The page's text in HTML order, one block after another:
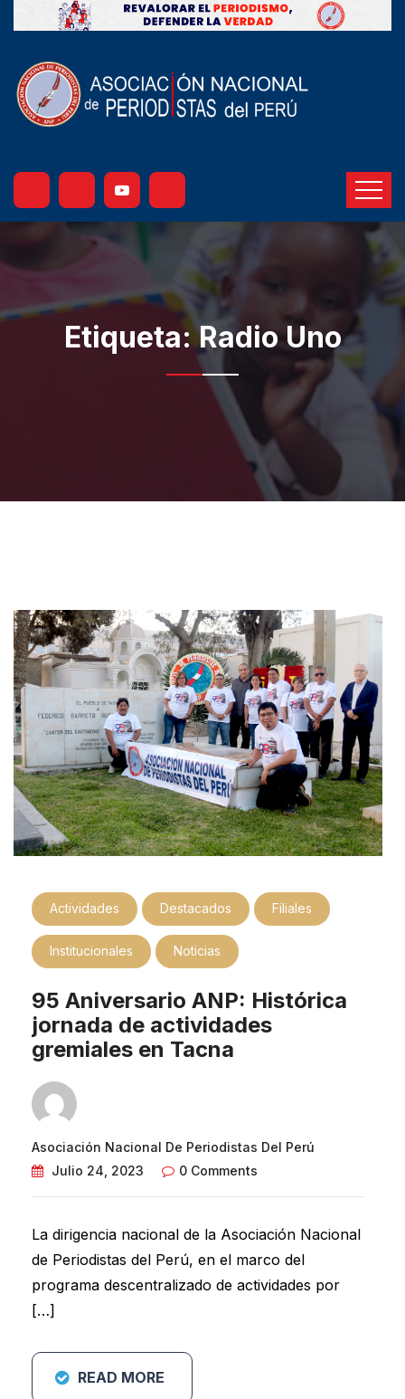
Etiqueta:Radio Uno
Actividades Destacados Filiales
Institucionales Noticias
95 Aniversario ANP: Histórica
jornada de actividades
gremiales en Tacna
Asociación Nacional De Periodistas Del Perú
Julio 24, 2023
0 Comments
La dirigencia nacional de la Asociación Nacional
de Periodistas del Perú, en el marco del
programa descentralizado de actividades por
[…]
READ MORE